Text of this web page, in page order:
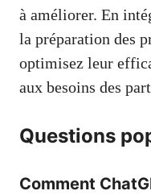
à améliorer. En
la préparation des
optimisez leur
aux besoins des
Questions
Comment